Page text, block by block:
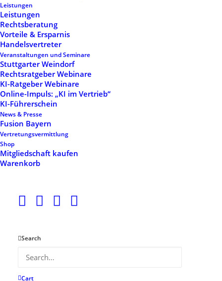
Leistungen
Leistungen
Rechtsberatung
Vorteile & Ersparnis
Handelsvertreter
Veranstaltungen und Seminare
Stuttgarter Weindorf
Rechtsratgeber Webinare
KI-Ratgeber Webinare
Online-Impuls: „KI im Vertrieb“
KI-Führerschein
News & Presse
Fusion Bayern
Vertretungsvermittlung
Shop
Mitgliedschaft kaufen
Warenkorb
Search
Cart
CDH-Vertragsunterlagen